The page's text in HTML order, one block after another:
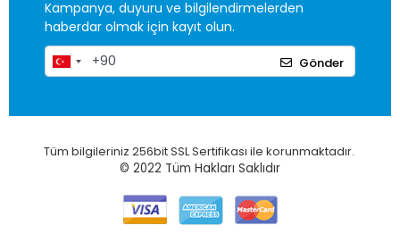
Kampanya, duyuru ve bilgilendirmelerden
haberdar olmak için kayıt olun.
Gönder
Tüm bilgileriniz 256bit SSL Sertifikası ile korunmaktadır.
© 2022 Tüm Hakları Saklıdır